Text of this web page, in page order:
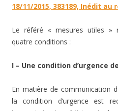
18/11/2015, 383189, Inédit au
Le référé « mesures utiles »
quatre conditions :
I – Une condition d’urgence
En matière de communication
la condition d’urgence est